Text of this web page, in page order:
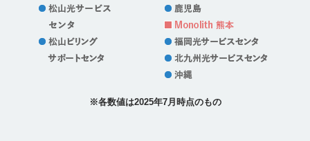
※各数値は2025年7月時点のもの